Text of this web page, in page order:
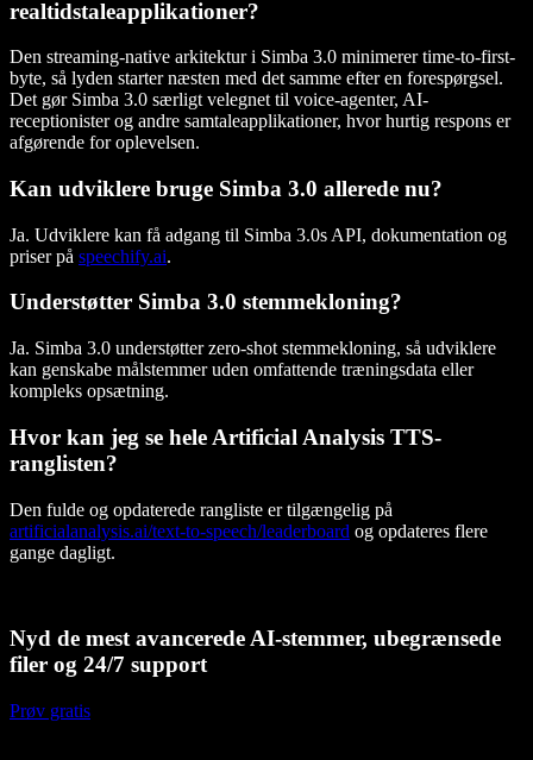
realtidstaleapplikationer?
Den streaming-native arkitektur i Simba 3.0 minimerer time-to-first-
byte, så lyden starter næsten med det samme efter en forespørgsel.
Det gør Simba 3.0 særligt velegnet til voice-agenter, AI-
receptionister og andre samtaleapplikationer, hvor hurtig respons er
afgørende for oplevelsen.
Kan udviklere bruge Simba 3.0 allerede nu?
Ja. Udviklere kan få adgang til Simba 3.0s API, dokumentation og
priser på speechify.ai.
Understøtter Simba 3.0 stemmekloning?
Ja. Simba 3.0 understøtter zero-shot stemmekloning, så udviklere
kan genskabe målstemmer uden omfattende træningsdata eller
kompleks opsætning.
Hvor kan jeg se hele Artificial Analysis TTS-
ranglisten?
Den fulde og opdaterede rangliste er tilgængelig på
artificialanalysis.ai/text-to-speech/leaderboard og opdateres flere
gange dagligt.
Nyd de mest avancerede AI-stemmer, ubegrænsede
filer og 24/7 support
Prøv gratis